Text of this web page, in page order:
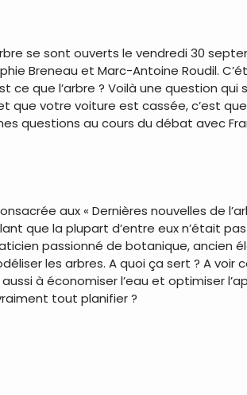
se sont ouverts le vendredi 30
Breneau et Marc-Antoine Roudil.
ce que l’arbre ? Voilà une question
que votre voiture est cassée, c’est
questions au cours du débat avec
aux « Dernières nouvelles de
que la plupart d’entre eux n’était
passionné de botanique, ancien
les arbres. A quoi ça sert ? A voir
à économiser l’eau et optimiser
tout planifier ?